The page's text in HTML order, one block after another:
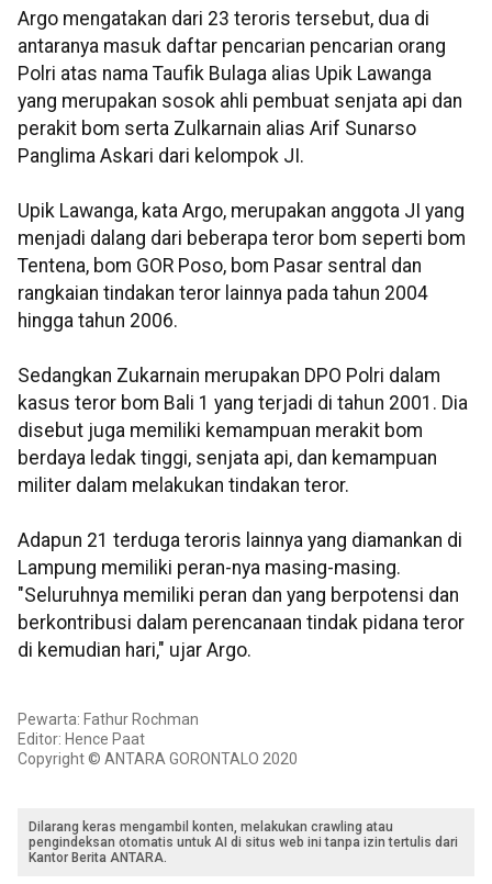
Argo mengatakan dari 23 teroris tersebut, dua di
antaranya masuk daftar pencarian pencarian orang
Polri atas nama Taufik Bulaga alias Upik Lawanga
yang merupakan sosok ahli pembuat senjata api dan
perakit bom serta Zulkarnain alias Arif Sunarso
Panglima Askari dari kelompok JI.
Upik Lawanga, kata Argo, merupakan anggota JI yang
menjadi dalang dari beberapa teror bom seperti bom
Tentena, bom GOR Poso, bom Pasar sentral dan
rangkaian tindakan teror lainnya pada tahun 2004
hingga tahun 2006.
Sedangkan Zukarnain merupakan DPO Polri dalam
kasus teror bom Bali 1 yang terjadi di tahun 2001. Dia
disebut juga memiliki kemampuan merakit bom
berdaya ledak tinggi, senjata api, dan kemampuan
militer dalam melakukan tindakan teror.
Adapun 21 terduga teroris lainnya yang diamankan di
Lampung memiliki peran-nya masing-masing.
"Seluruhnya memiliki peran dan yang berpotensi dan
berkontribusi dalam perencanaan tindak pidana teror
di kemudian hari," ujar Argo.
Pewarta: Fathur Rochman
Editor: Hence Paat
Copyright © ANTARA GORONTALO 2020
Dilarang keras mengambil konten, melakukan crawling atau
pengindeksan otomatis untuk AI di situs web ini tanpa izin tertulis dari
Kantor Berita ANTARA.